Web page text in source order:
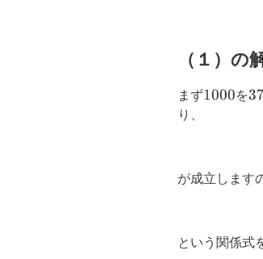
（１）の
まず1000
1000を
り、
が成立します
という関係式